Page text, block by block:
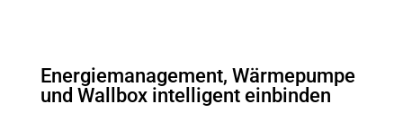
Energiemanagement, Wärmepumpe
und Wallbox intelligent einbinden